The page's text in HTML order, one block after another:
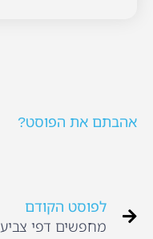
אהבתם את הפוסט?
לפוסט הקודם